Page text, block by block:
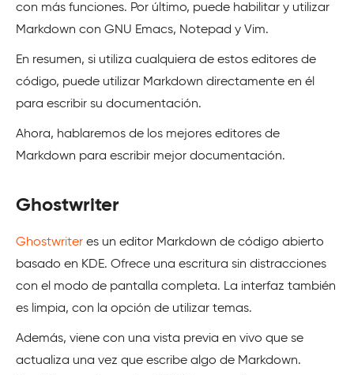
con más funciones. Por último, puede habilitar y utilizar
Markdown con GNU Emacs, Notepad y Vim.
En resumen, si utiliza cualquiera de estos editores de
código, puede utilizar Markdown directamente en él
para escribir su documentación.
Ahora, hablaremos de los mejores editores de
Markdown para escribir mejor documentación.
Ghostwriter
Ghostwriter es un editor Markdown de código abierto
basado en KDE. Ofrece una escritura sin distracciones
con el modo de pantalla completa. La interfaz también
es limpia, con la opción de utilizar temas.
Además, viene con una vista previa en vivo que se
actualiza una vez que escribe algo de Markdown.